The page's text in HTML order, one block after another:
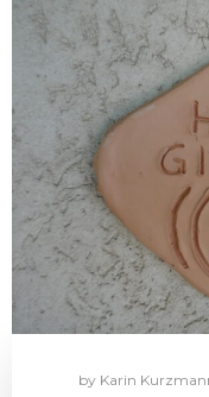
by Karin